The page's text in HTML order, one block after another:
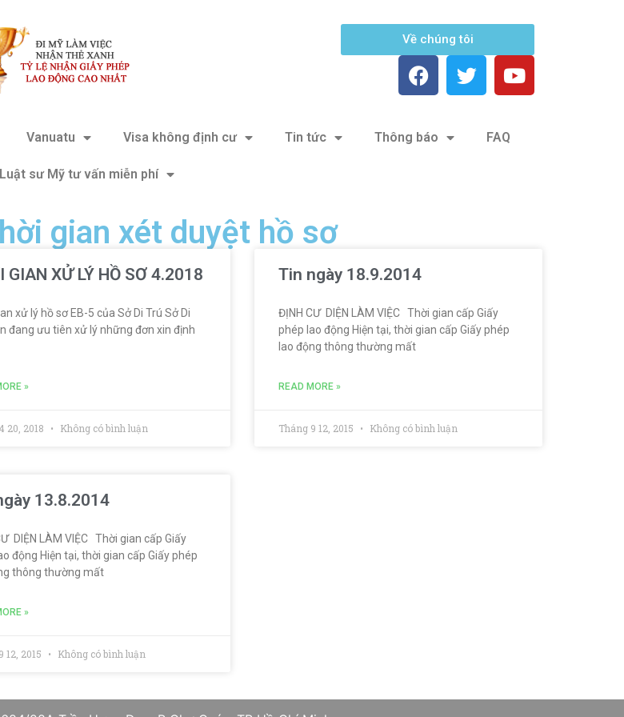
Về chúng tôi
Vanuatu Visa không định cư Tin tức Thông báo FAQ
Luật sư Mỹ tư vấn miễn phí
gian xét duyệt hồ sơ
GIAN XỬ LÝ HỒ SƠ 4.2018
xử lý hồ sơ EB-5 của Sở Di Trú Sở Di
đang ưu tiên xử lý những đơn xin định
»
20, 2018 Không có bình luận
Tin ngày 18.9.2014
ĐỊNH CƯ DIỆN LÀM VIỆC Thời gian cấp Giấy
phép lao động Hiện tại, thời gian cấp Giấy phép
lao động thông thường mất
READ MORE »
Tháng 9 12, 2015 Không có bình luận
13.8.2014
DIỆN LÀM VIỆC Thời gian cấp Giấy
động Hiện tại, thời gian cấp Giấy phép
thông thường mất
»
12, 2015 Không có bình luận